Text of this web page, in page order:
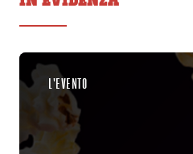
L'EVENTO